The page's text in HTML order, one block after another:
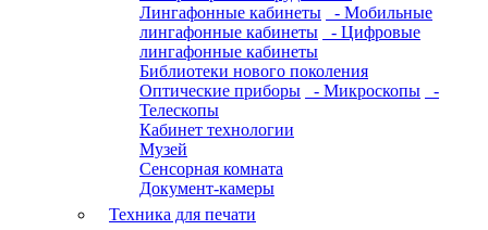
Лингафонные кабинеты
- Мобильные
лингафонные кабинеты
- Цифровые
лингафонные кабинеты
Библиотеки нового поколения
Оптические приборы
- Микроскопы
-
Телескопы
Кабинет технологии
Музей
Сенсорная комната
Документ-камеры
Техника для печати